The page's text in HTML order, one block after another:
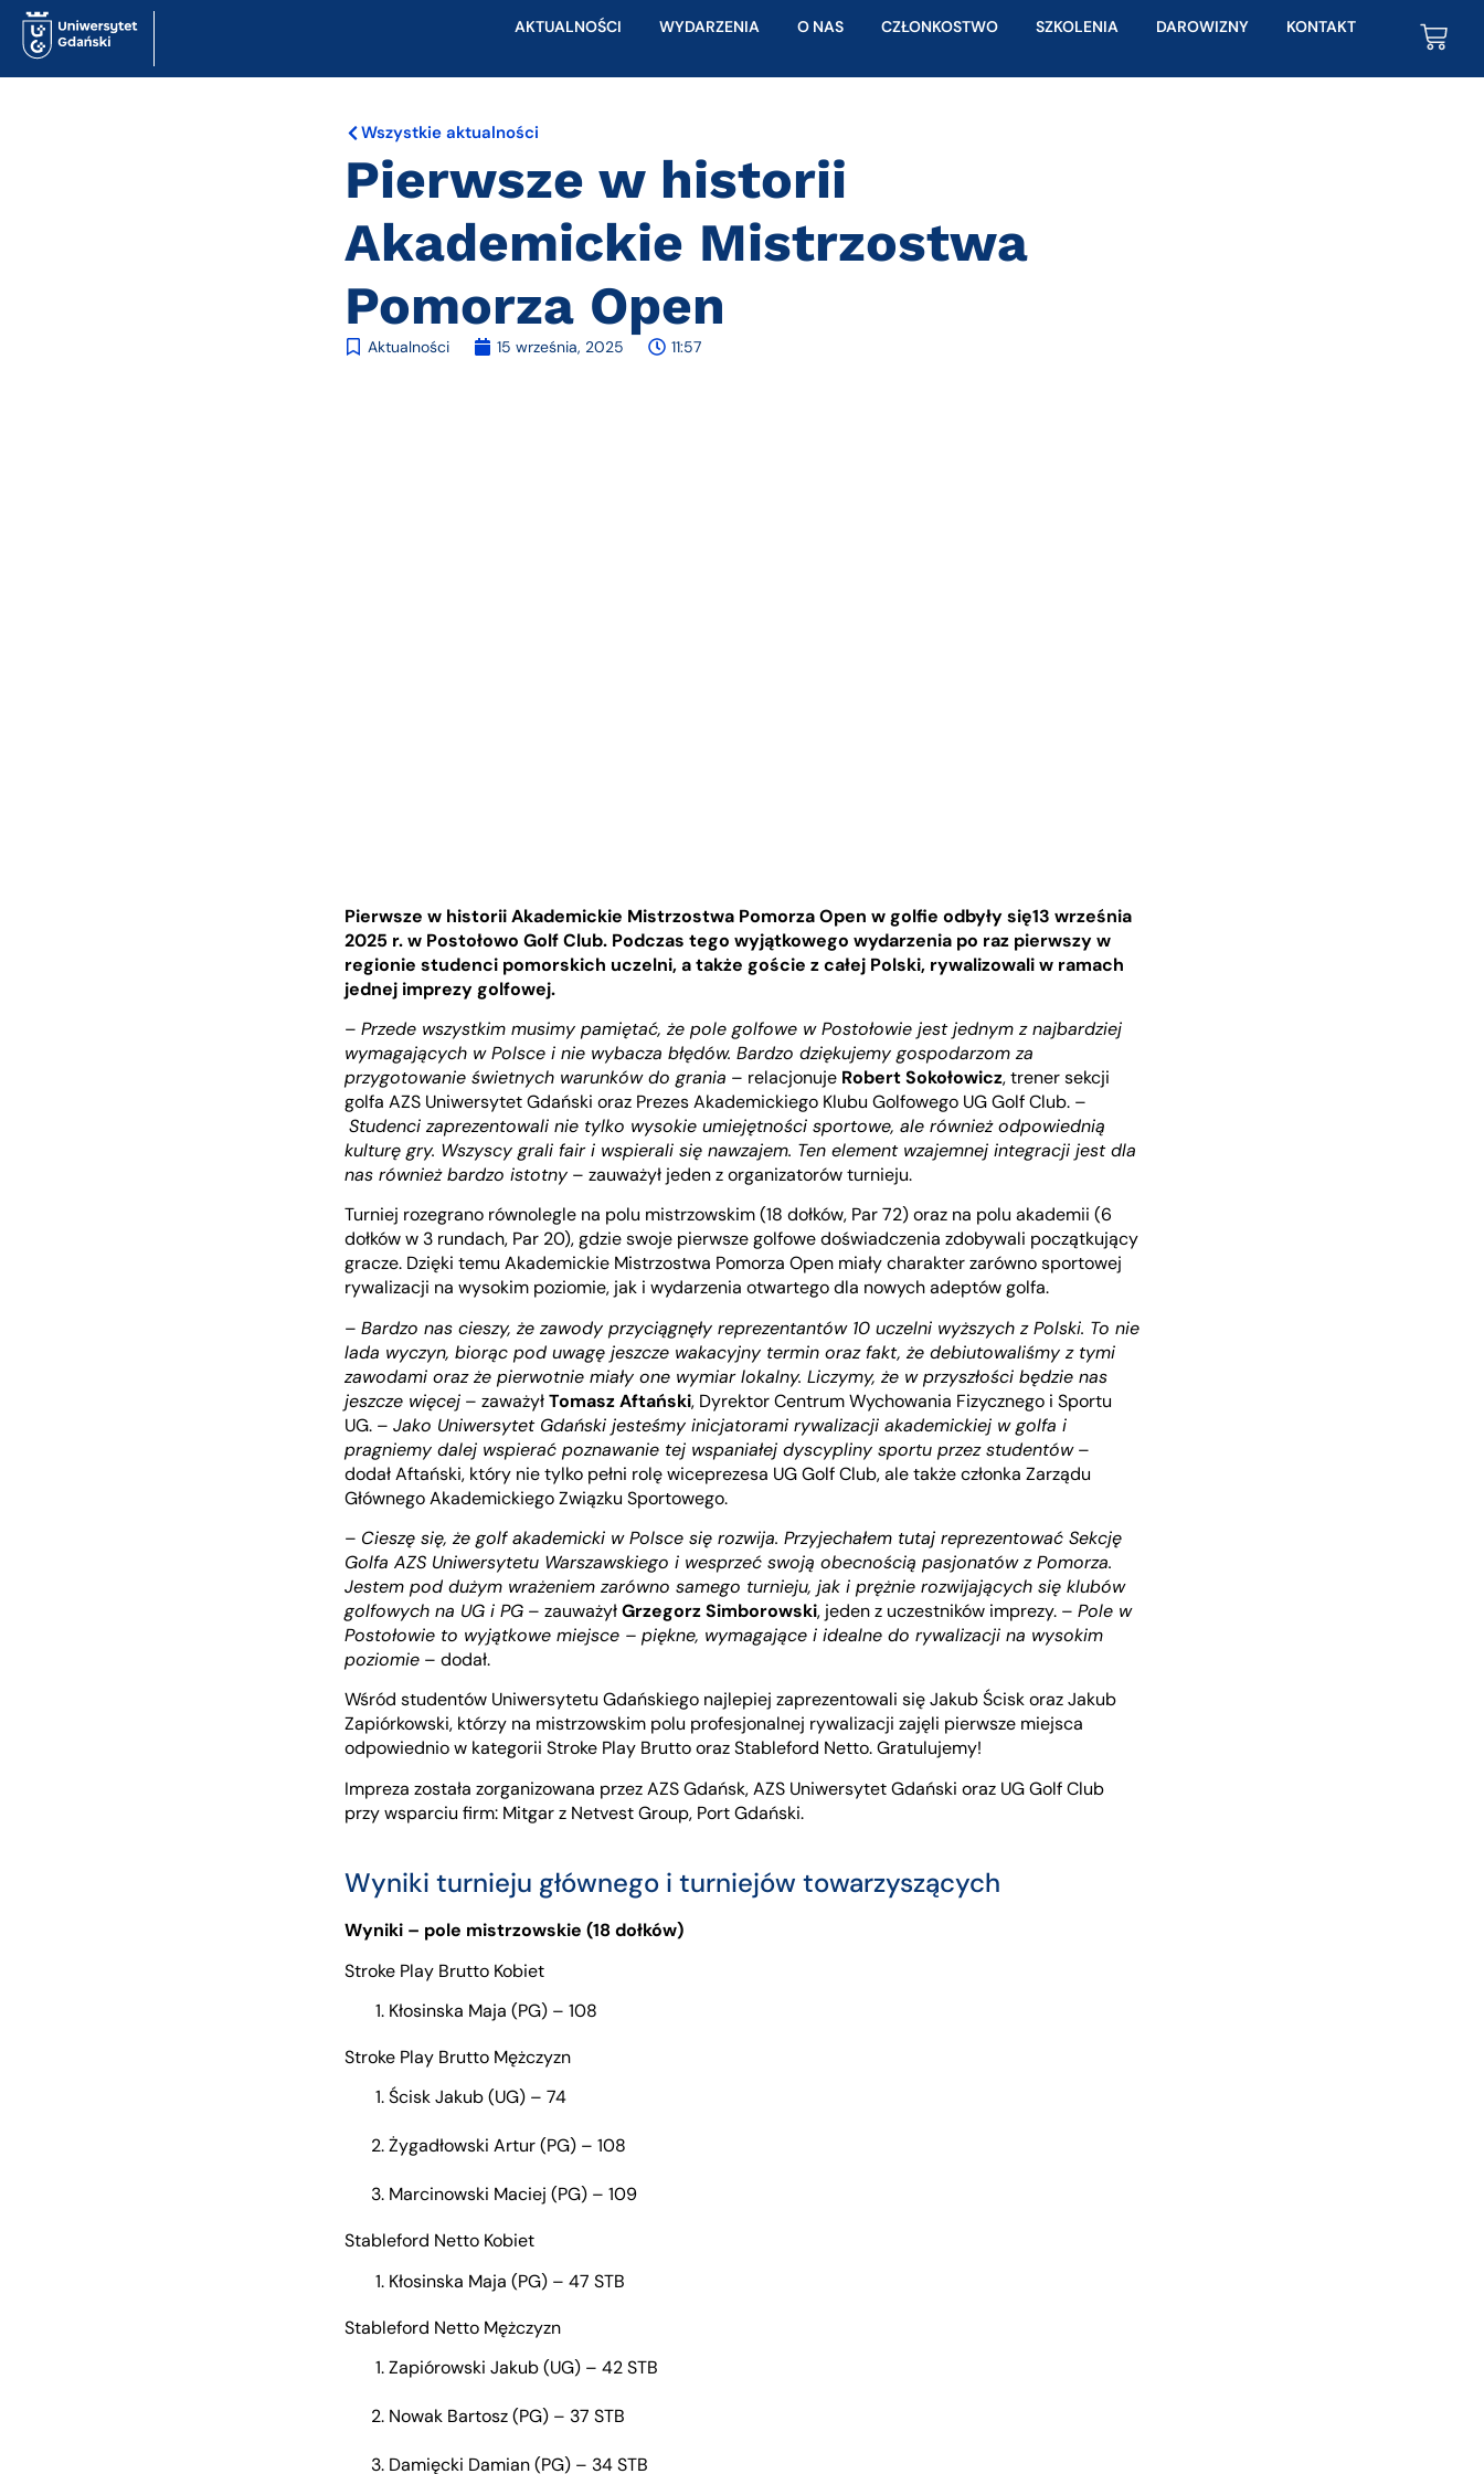
AKTUALNOŚCI WYDARZENIA O NAS CZŁONKOSTWO SZKOLENIA DAROWIZNY KONTAKT
Wszystkie aktualności
Pierwsze w historii
Akademickie Mistrzostwa
Pomorza Open
Aktualności 15 września, 2025 11:57
Pierwsze w historii Akademickie Mistrzostwa Pomorza Open w golfie odbyły się13 września
2025 r. w Postołowo Golf Club. Podczas tego wyjątkowego wydarzenia po raz pierwszy w
regionie studenci pomorskich uczelni, a także goście z całej Polski, rywalizowali w ramach
jednej imprezy golfowej.
– Przede wszystkim musimy pamiętać, że pole golfowe w Postołowie jest jednym z najbardziej
wymagających w Polsce i nie wybacza błędów. Bardzo dziękujemy gospodarzom za
przygotowanie świetnych warunków do grania – relacjonuje Robert Sokołowicz, trener sekcji
golfa AZS Uniwersytet Gdański oraz Prezes Akademickiego Klubu Golfowego UG Golf Club. –
Studenci zaprezentowali nie tylko wysokie umiejętności sportowe, ale również odpowiednią
kulturę gry. Wszyscy grali fair i wspierali się nawzajem. Ten element wzajemnej integracji jest dla
nas również bardzo istotny – zauważył jeden z organizatorów turnieju.
Turniej rozegrano równolegle na polu mistrzowskim (18 dołków, Par 72) oraz na polu akademii (6
dołków w 3 rundach, Par 20), gdzie swoje pierwsze golfowe doświadczenia zdobywali początkujący
gracze. Dzięki temu Akademickie Mistrzostwa Pomorza Open miały charakter zarówno sportowej
rywalizacji na wysokim poziomie, jak i wydarzenia otwartego dla nowych adeptów golfa.
– Bardzo nas cieszy, że zawody przyciągnęły reprezentantów 10 uczelni wyższych z Polski. To nie
lada wyczyn, biorąc pod uwagę jeszcze wakacyjny termin oraz fakt, że debiutowaliśmy z tymi
zawodami oraz że pierwotnie miały one wymiar lokalny. Liczymy, że w przyszłości będzie nas
jeszcze więcej – zaważyłTomasz Aftański, Dyrektor Centrum Wychowania Fizycznego i Sportu
UG. – Jako Uniwersytet Gdański jesteśmy inicjatorami rywalizacji akademickiej w golfa i
pragniemy dalej wspierać poznawanie tej wspaniałej dyscypliny sportu przez studentów–
dodał Aftański, który nie tylko pełni rolę wiceprezesa UG Golf Club, ale także członka Zarządu
Głównego Akademickiego Związku Sportowego.
– Cieszę się, że golf akademicki w Polsce się rozwija. Przyjechałem tutaj reprezentować Sekcję
Golfa AZS Uniwersytetu Warszawskiego i wesprzeć swoją obecnością pasjonatów z Pomorza.
Jestem pod dużym wrażeniem zarówno samego turnieju, jak i prężnie rozwijających się klubów
golfowych na UG i PG – zauważyłGrzegorz Simborowski, jeden z uczestników imprezy. – Pole w
Postołowie to wyjątkowe miejsce – piękne, wymagające i idealne do rywalizacji na wysokim
poziomie – dodał.
Wśród studentów Uniwersytetu Gdańskiego najlepiej zaprezentowali się Jakub Ścisk oraz Jakub
Zapiórkowski, którzy na mistrzowskim polu profesjonalnej rywalizacji zajęli pierwsze miejsca
odpowiednio w kategorii Stroke Play Brutto oraz Stableford Netto. Gratulujemy!
Impreza została zorganizowana przez AZS Gdańsk, AZS Uniwersytet Gdański oraz UG Golf Club
przy wsparciu firm: Mitgar z Netvest Group, Port Gdański.
Wyniki turnieju głównego i turniejów towarzyszących
Wyniki – pole mistrzowskie (18 dołków)
Stroke Play Brutto Kobiet
Kłosinska Maja (PG) – 108
Stroke Play Brutto Mężczyzn
Ścisk Jakub (UG) – 74
Żygadłowski Artur (PG) – 108
Marcinowski Maciej (PG) – 109
Stableford Netto Kobiet
Kłosinska Maja (PG) – 47 STB
Stableford Netto Mężczyzn
Zapiórowski Jakub (UG) – 42 STB
Nowak Bartosz (PG) – 37 STB
Damięcki Damian (PG) – 34 STB